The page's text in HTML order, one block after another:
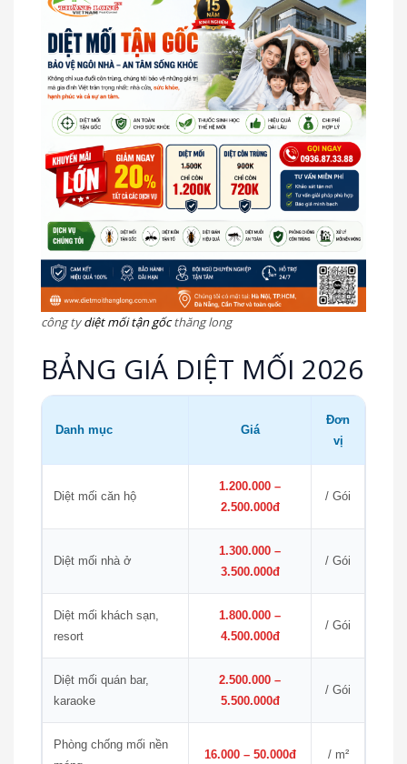
công tydiệt mối tận gốcthăng long
BẢNG GIÁ DIỆT MỐI 2026
Danh mục Giá
Đơn
vị
Diệt mối căn hộ
1.200.000 –
2.500.000đ
/ Gói
Diệt mối nhà ở
1.300.000 –
3.500.000đ
/ Gói
Diệt mối khách sạn,
resort
1.800.000 –
4.500.000đ
/ Gói
Diệt mối quán bar,
karaoke
2.500.000 –
5.500.000đ
/ Gói
Phòng chống mối nền
16.000 – 50.000đ / m²